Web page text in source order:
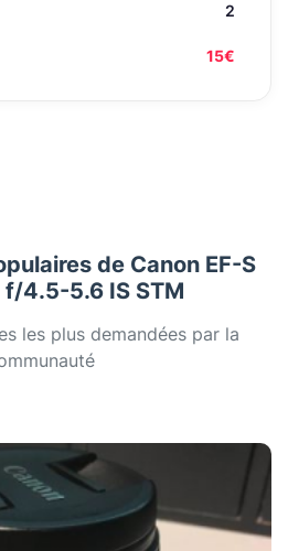
2
15€
de Canon EF-S
f/4.5-5.6 IS STM
les plus demandées par la